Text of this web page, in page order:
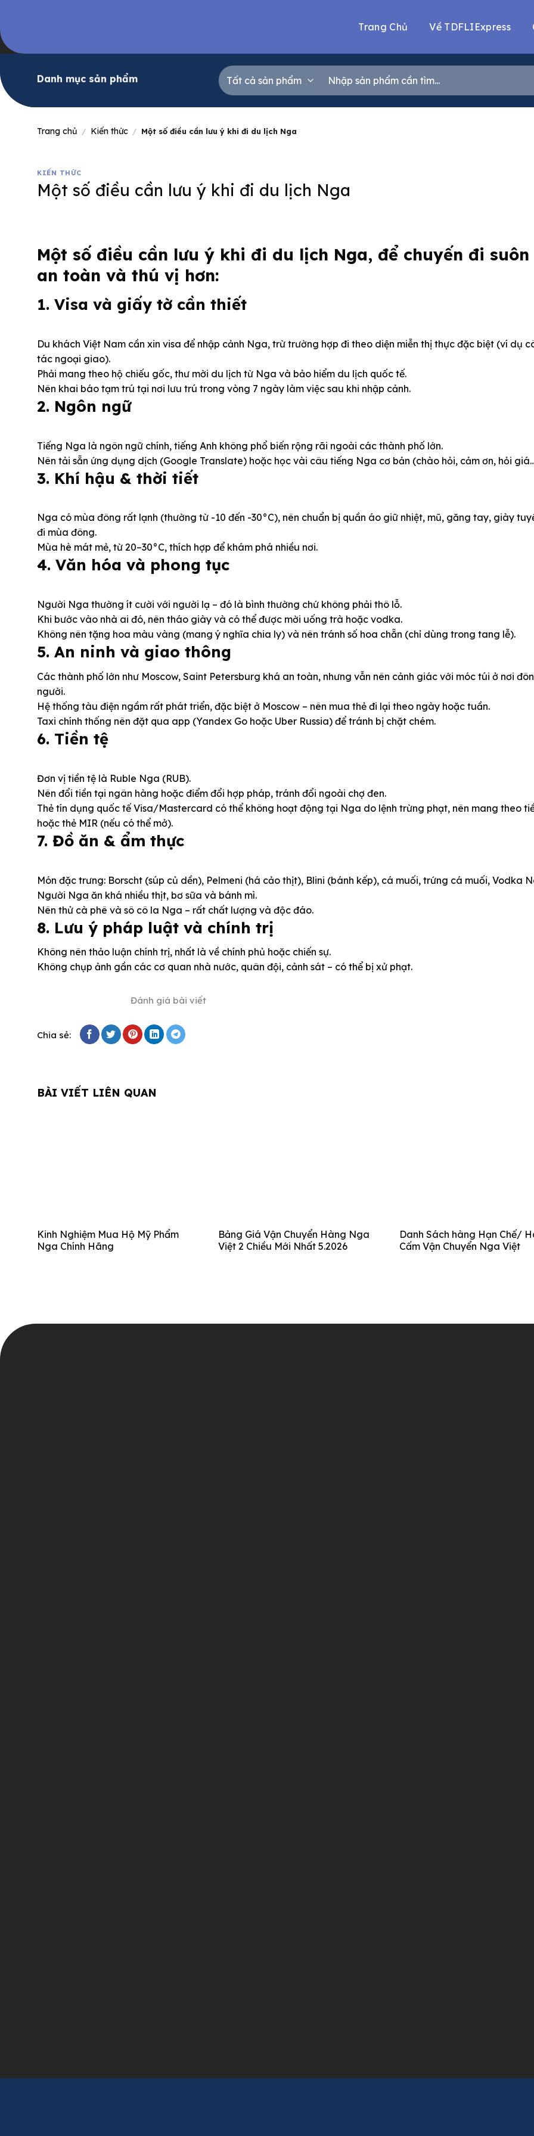
content
Trang Chủ Về TDFLIExpress
Danh mục sản phẩm
kiếm:
Trang chủ / Kiến thức / Một số điều cần lưu ý khi đi du lịch Nga
KIẾN THỨC
Một số điều cần lưu ý khi đi du lịch Nga
Một số điều cần lưu ý khi đi du lịch Nga, để chuyến đi suôn
an toàn và thú vị hơn:
1. Visa và giấy tờ cần thiết
Du khách Việt Nam cần xin visa để nhập cảnh Nga, trừ trường hợp đi theo diện miễn thị thực đặc biệt (ví dụ
tác ngoại giao).
Phải mang theo hộ chiếu gốc, thư mời du lịch từ Nga và bảo hiểm du lịch quốc tế.
Nên khai báo tạm trú tại nơi lưu trú trong vòng 7 ngày làm việc sau khi nhập cảnh.
2. Ngôn ngữ
Tiếng Nga là ngôn ngữ chính, tiếng Anh không phổ biến rộng rãi ngoài các thành phố lớn.
Nên tải sẵn ứng dụng dịch (Google Translate) hoặc học vài câu tiếng Nga cơ bản (chào hỏi, cảm ơn, hỏi
3. Khí hậu & thời tiết
Nga có mùa đông rất lạnh (thường từ -10 đến -30°C), nên chuẩn bị quần áo giữ nhiệt, mũ, găng tay, giày
đi mùa đông.
Mùa hè mát mẻ, từ 20–30°C, thích hợp để khám phá nhiều nơi.
4. Văn hóa và phong tục
Người Nga thường ít cười với người lạ – đó là bình thường chứ không phải thô lỗ.
Khi bước vào nhà ai đó, nên tháo giày và có thể được mời uống trà hoặc vodka.
Không nên tặng hoa màu vàng (mang ý nghĩa chia ly) và nên tránh số hoa chẵn (chỉ dùng trong tang lễ).
5. An ninh và giao thông
Các thành phố lớn như Moscow, Saint Petersburg khá an toàn, nhưng vẫn nên cảnh giác với móc túi ở nơi
người.
Hệ thống tàu điện ngầm rất phát triển, đặc biệt ở Moscow – nên mua thẻ đi lại theo ngày hoặc tuần.
Taxi chính thống nên đặt qua app (Yandex Go hoặc Uber Russia) để tránh bị chặt chém.
6. Tiền tệ
Đơn vị tiền tệ là Ruble Nga (RUB).
Nên đổi tiền tại ngân hàng hoặc điểm đổi hợp pháp, tránh đổi ngoài chợ đen.
Thẻ tín dụng quốc tế Visa/Mastercard có thể không hoạt động tại Nga do lệnh trừng phạt, nên mang theo
hoặc thẻ MIR (nếu có thể mở).
7. Đồ ăn & ẩm thực
Món đặc trưng: Borscht (súp củ dền), Pelmeni (há cảo thịt), Blini (bánh kếp), cá muối, trứng cá muối, Vodka
Người Nga ăn khá nhiều thịt, bơ sữa và bánh mì.
Nên thử cà phê và sô cô la Nga – rất chất lượng và độc đáo.
8. Lưu ý pháp luật và chính trị
Không nên thảo luận chính trị, nhất là về chính phủ hoặc chiến sự.
Không chụp ảnh gần các cơ quan nhà nước, quân đội, cảnh sát – có thể bị xử phạt.
Đánh giá bài viết
Chia sẻ:
BÀI VIẾT LIÊN QUAN
Kinh Nghiệm Mua Hộ Mỹ Phẩm
Nga Chính Hãng
Bảng Giá Vận Chuyển Hàng Nga
Việt 2 Chiều Mới Nhất 5.2026
Danh Sách hàng Hạn Chế/
Cấm Vận Chuyển Nga Việt